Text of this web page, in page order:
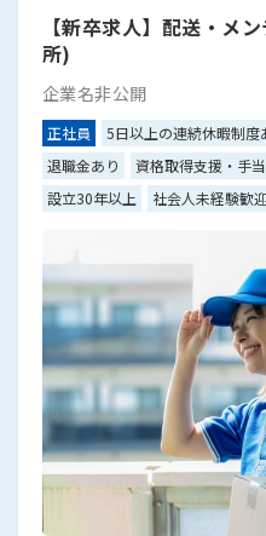
【新卒求人】配送・メ
所)
企業名非公開
正社員 5日以上の連続休暇制度
退職金あり
資格取得支援・手
設立30年以上
社会人未経験歓